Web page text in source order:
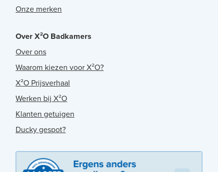
Onze merken
Over X²O Badkamers
Over ons
Waarom kiezen voor X²O?
X²O Prijsverhaal
Werken bij X²O
Klanten getuigen
Ducky gespot?